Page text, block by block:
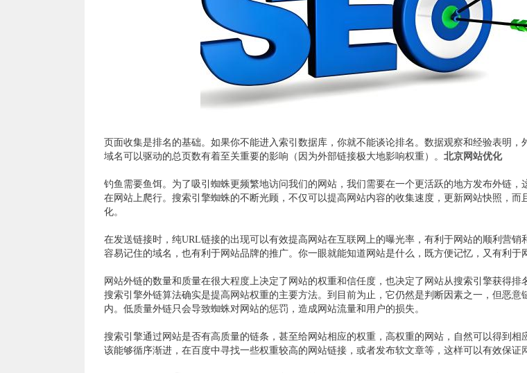
页面收集是排名的基础。如果你不能进入索引数据库，你就不能谈论排名。数据观察和经验表明，
域名可以驱动的总页数有着至关重要的影响（因为外部链接极大地影响权重）。 北京网站优化
钓鱼需要鱼饵。为了吸引蜘蛛更频繁地访问我们的网站，我们需要在一个更活跃的地方发布外链，
在网站上爬行。搜索引擎蜘蛛的不断光顾，不仅可以提高网站内容的收集速度，更新网站快照，而
化。
在发送链接时，纯URL链接的出现可以有效提高网站在互联网上的曝光率，有利于网站的顺利营销
容易记住的域名，也有利于网站品牌的推广。你一眼就能知道网站是什么，既方便记忆，又有利于
网站外链的数量和质量在很大程度上决定了网站的权重和信任度，也决定了网站从搜索引擎获得排
搜索引擎外链算法确实是提高网站权重的主要方法。到目前为止，它仍然是判断因素之一，但恶意
内。低质量外链只会导致蜘蛛对网站的惩罚，造成网站流量和用户的损失。
搜索引擎通过网站是否有高质量的链条，甚至给网站相应的权重，高权重的网站，自然可以得到相
该能够循序渐进，在百度中寻找一些权重较高的网站链接，或者发布软文章等，这样可以有效保证